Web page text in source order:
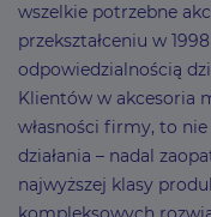
wszelkie potrzebne
przekształceniu w
odpowiedzialnością
Klientów w akcesoria
własności firmy, to
działania – nadal
najwyższej klasy